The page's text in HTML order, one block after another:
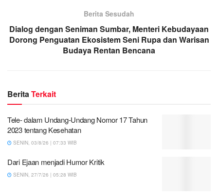
Berita Sesudah
Dialog dengan Seniman Sumbar, Menteri Kebudayaan
Dorong Penguatan Ekosistem Seni Rupa dan Warisan
Budaya Rentan Bencana
BeritaTerkait
Tele- dalam Undang-Undang Nomor 17 Tahun
2023 tentang Kesehatan
SENIN, 03/8/26 | 07:33 WIB
Dari Ejaan menjadi Humor Kritik
SENIN, 27/7/26 | 05:28 WIB